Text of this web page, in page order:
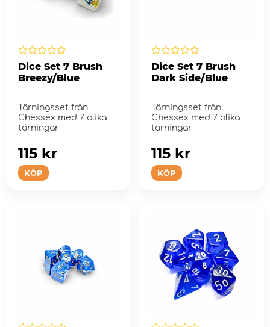
Dice Set 7 Brush
Breezy/Blue
Tärningsset från
Chessex med 7 olika
tärningar
KÖP
115 kr
Dice Set 7 Brush
Dark Side/Blue
Tärningsset från
Chessex med 7 olika
tärningar
KÖP
115 kr